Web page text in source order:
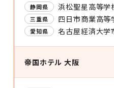
静岡県 浜松聖星高等学
三重県 四日市商業高等
愛知県 名古屋経済大学
帝国ホテル 大阪